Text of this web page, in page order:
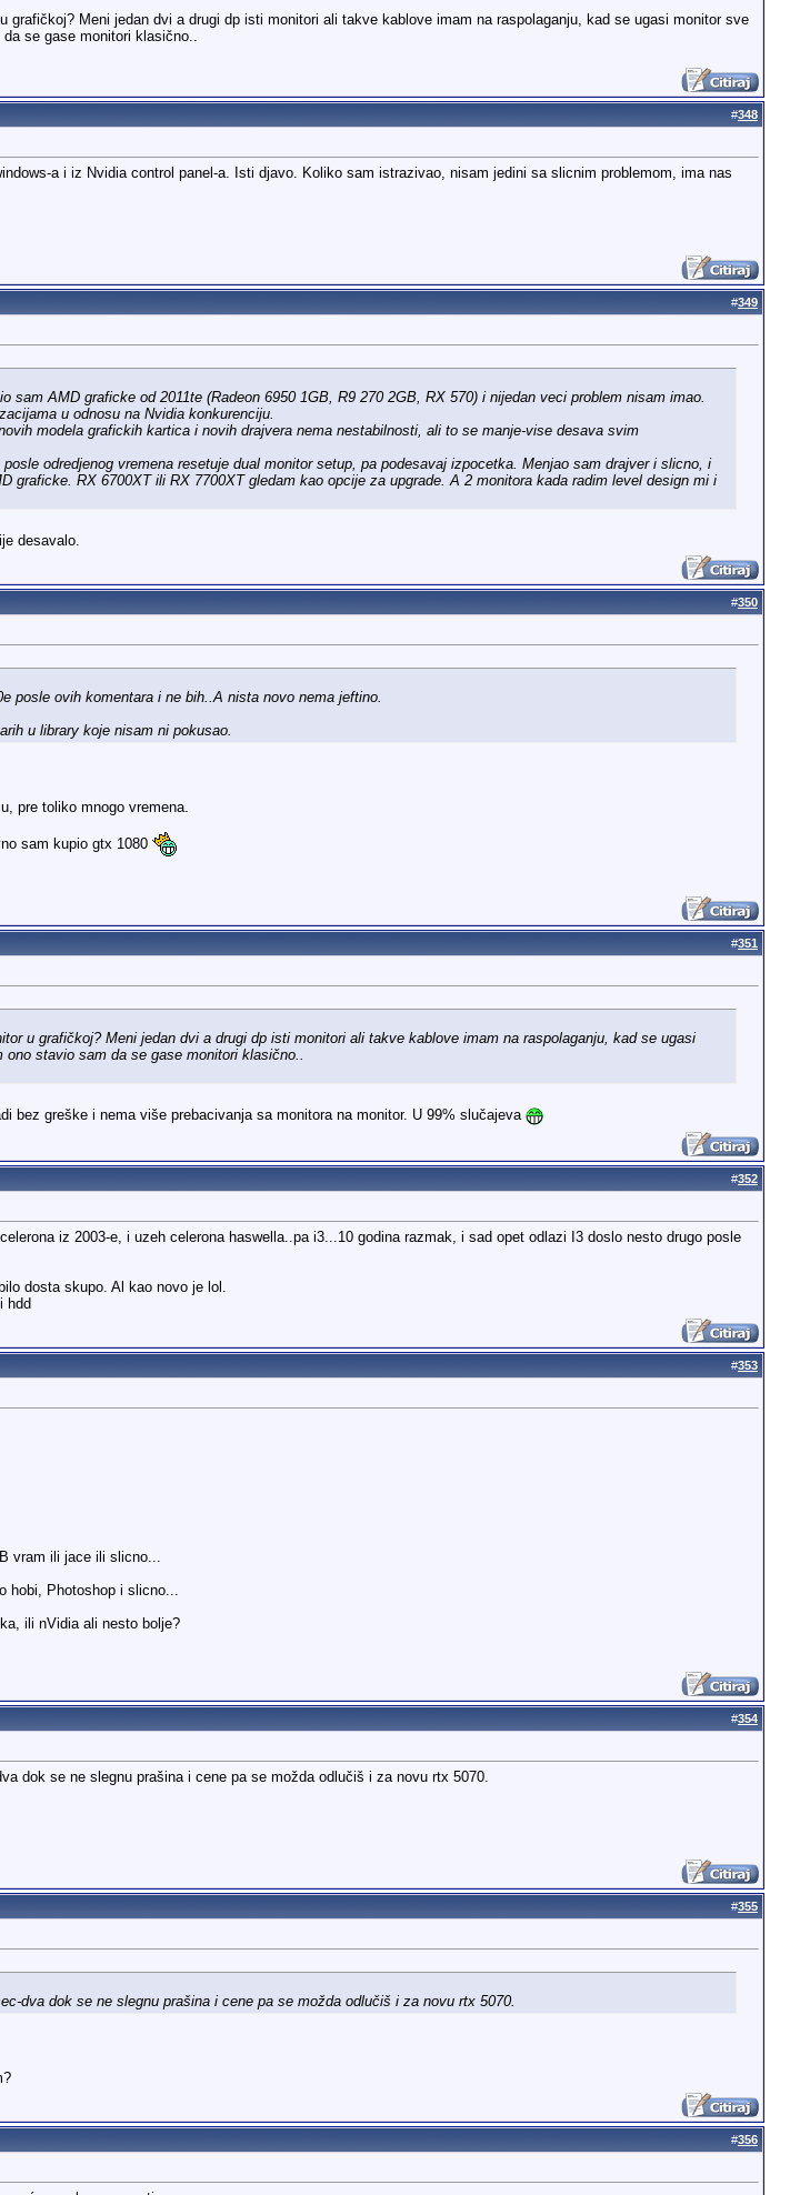
grafičkoj? Meni jedan dvi a drugi dp isti monitori ali takve kablove imam na raspolaganju, kad se ugasi monitor sve
se gase monitori klasično..
#348
a i iz Nvidia control panel-a. Isti djavo. Koliko sam istrazivao, nisam jedini sa slicnim problemom, ima nas
#349
AMD graficke od 2011te (Radeon 6950 1GB, R9 270 2GB, RX 570) i nijedan veci problem nisam imao.
u odnosu na Nvidia konkurenciju.
modela grafickih kartica i novih drajvera nema nestabilnosti, ali to se manje-vise desava svim
odredjenog vremena resetuje dual monitor setup, pa podesavaj izpocetka. Menjao sam drajver i slicno, i
graficke. RX 6700XT ili RX 7700XT gledam kao opcije za upgrade. A 2 monitora kada radim level design mi i
desavalo.
#350
posle ovih komentara i ne bih..A nista novo nema jeftino.
u library koje nisam ni pokusao.
pre toliko mnogo vremena.
sam kupio gtx 1080
#351
u grafičkoj? Meni jedan dvi a drugi dp isti monitori ali takve kablove imam na raspolaganju, kad se ugasi
stavio sam da se gase monitori klasično..
bez greške i nema više prebacivanja sa monitora na monitor. U 99% slučajeva
#352
iz 2003-e, i uzeh celerona haswella..pa i3...10 godina razmak, i sad opet odlazi I3 doslo nesto drugo posle
dosta skupo. Al kao novo je lol.
hdd
#353
vram ili jace ili slicno...
hobi, Photoshop i slicno...
ili nVidia ali nesto bolje?
#354
dok se ne slegnu prašina i cene pa se možda odlučiš i za novu rtx 5070.
#355
dva dok se ne slegnu prašina i cene pa se možda odlučiš i za novu rtx 5070.
#356